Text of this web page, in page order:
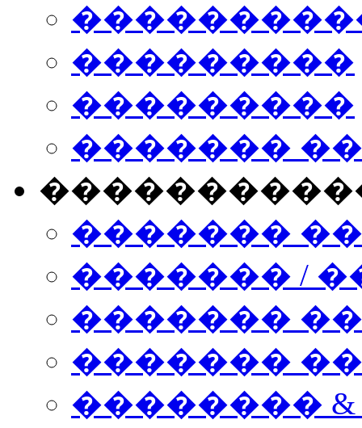
���������
���������
�������
�������
������� /
�������
������� ���
��������